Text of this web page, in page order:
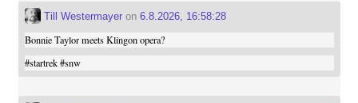
Till Westermayeron 6.8.2026, 16:58:28
Bonnie Taylor meets Klingon opera?
#startrek #snw